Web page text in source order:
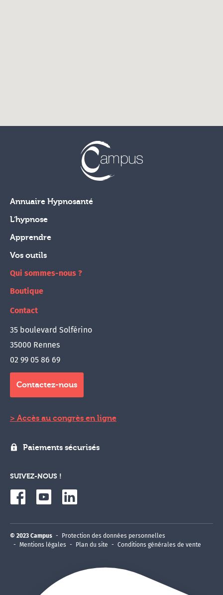
Annuaire Hypnosanté
L'hypnose
Apprendre
Vos outils
Qui sommes-nous ?
Boutique
Contact
35 boulevard Solférino
35000 Rennes
02 99 05 86 69
Contactez-nous
Accès au congrès en ligne
Paiements sécurisés
SUIVEZ-NOUS !
© 2023 Campus
Protection des données personnelles
Mentions légales
Plan du site Conditions générales de vente